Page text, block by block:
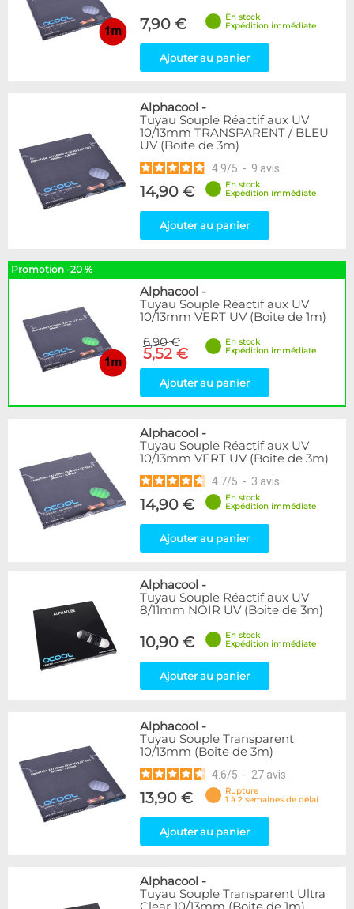
7,90 €
En stock
Expédition immédiate
Ajouter au panier
Alphacool -
Tuyau Souple Réactif aux UV
10/13mm TRANSPARENT / BLEU
UV (Boite de 3m)
4.9/5 - 9 avis
14,90 €
En stock
Expédition immédiate
Ajouter au panier
Promotion -20 %
Alphacool -
Tuyau Souple Réactif aux UV
10/13mm VERT UV (Boite de 1m)
6,90 €
5,52 €
En stock
Expédition immédiate
Ajouter au panier
Alphacool -
Tuyau Souple Réactif aux UV
10/13mm VERT UV (Boite de 3m)
4.7/5 - 3 avis
14,90 €
En stock
Expédition immédiate
Ajouter au panier
Alphacool -
Tuyau Souple Réactif aux UV
8/11mm NOIR UV (Boite de 3m)
10,90 €
En stock
Expédition immédiate
Ajouter au panier
Alphacool -
Tuyau Souple Transparent
10/13mm (Boite de 3m)
4.6/5 - 27 avis
13,90 €
Rupture
1 à 2 semaines de délai
Ajouter au panier
Alphacool -
Tuyau Souple Transparent Ultra